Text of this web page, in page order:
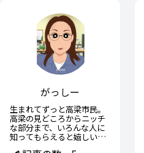
がっしー
生まれてずっと高梁市民。
高梁の見どころからニッチ
な部分まで、いろんな人に
知ってもらえると嬉しいで